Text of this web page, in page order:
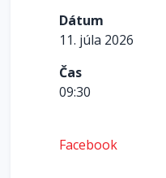
Dátum
11. júla 2026
Čas
09:30
Facebook